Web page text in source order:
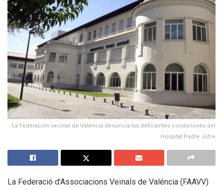
La Federación vecinal de Valéncia denuncia las deficientes condiciones del
Hospital Padre Jofre
La Federació d’Associacions Veïnals de Valéncia (FAAVV)